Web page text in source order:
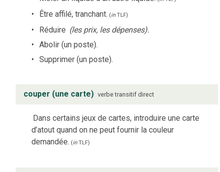
Être affilé, tranchant. (inTLF)
Réduire (les prix, les dépenses).
Abolir (un poste).
Supprimer (un poste).
couper (une carte) verbe transitif direct
Dans certains jeux de cartes, introduire une carte
d’atout quand on ne peut fournir la couleur
demandée. (inTLF)